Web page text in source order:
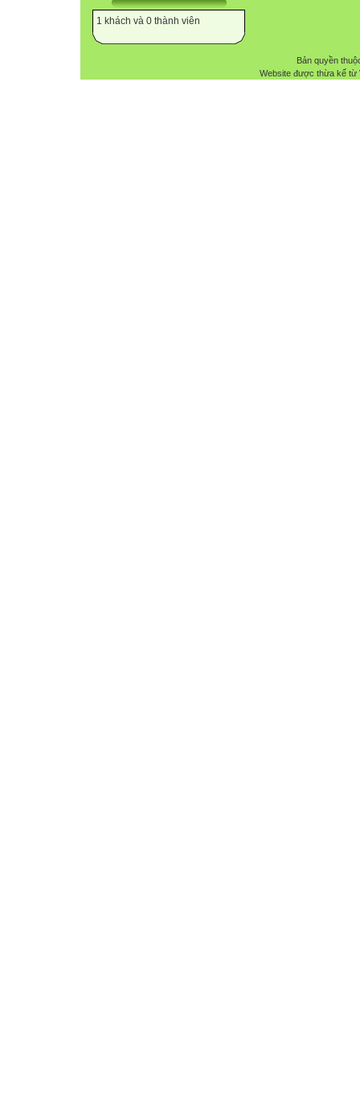
1 khách và 0 thành viên
Bản quyền
Website được thừa kế từ